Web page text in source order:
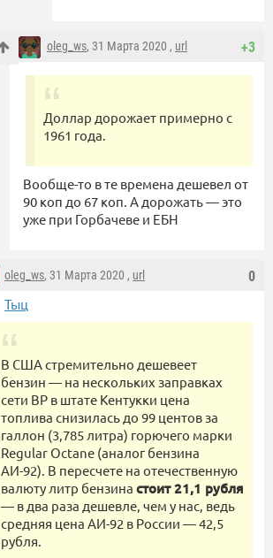
+3
oleg_ws, 31 Марта 2020 , url
Доллар дорожает примерно с
1961 года.
Вообще-то в те времена дешевел от
90 коп до 67 коп. А дорожать — это
уже при Горбачеве и ЕБН
0
oleg_ws, 31 Марта 2020 , url
Тыц
В США стремительно дешевеет
бензин — на нескольких заправках
сети BP в штате Кентукки цена
топлива снизилась до 99 центов за
галлон (3,785 литра) горючего марки
Regular Octane (аналог бензина
АИ-92). В пересчете на отечественную
валюту литр бензина стоит 21,1 рубля
— в два раза дешевле, чем у нас, ведь
средняя цена АИ-92 в России — 42,5
рубля.